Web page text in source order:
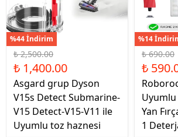
%44 İndirim
₺ 2,500.00
₺ 1,400.00
Asgard grup Dyson
V15s Detect Submarine-
V15 Detect-V15-V11 ile
Uyumlu toz haznesi
%14
₺ 690.00
₺
Uyumlu
Yan
1